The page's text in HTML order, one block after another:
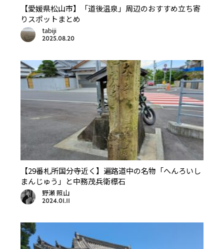
【愛媛県松山市】「道後温泉」周辺のおすすめ立ち寄
りスポットまとめ
tabiji
2025.08.20
【29番札所国分寺近く】遍路道中の名物「へんろいし
まんじゅう」と中務茂兵衛標石
野瀬 照山
2024.01.11